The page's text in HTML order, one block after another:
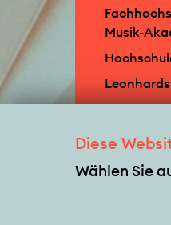
Musik-
CH-4051
T +41 61
Diese
Wählen Sie